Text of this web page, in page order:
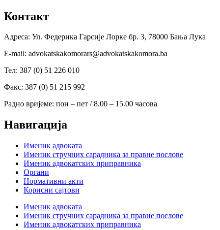
Контакт
Адреса: Ул. Федерика Гарсије Лорке бр. 3, 78000 Бања Лука
Е-mail: advokatskakomorars@advokatskakomora.ba
Тел: 387 (0) 51 226 010
Факс: 387 (0) 51 215 992
Радно вријеме: пон – пет / 8.00 – 15.00 часова
Навигација
Именик адвоката
Именик стручних сарадника за правне послове
Именик адвокатских приправника
Органи
Нормативни акти
Корисни сајтови
Именик адвоката
Именик стручних сарадника за правне послове
Именик адвокатских приправника